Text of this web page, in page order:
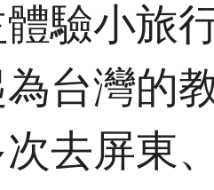
驗小旅
台灣的
去屏東